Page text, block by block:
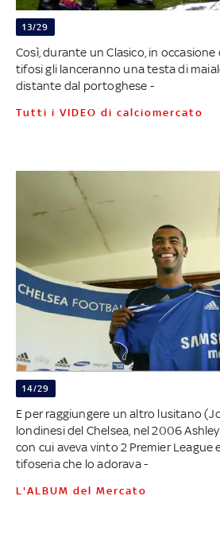
13/29
Così, durante un Clasico, in
tifosi gli lanceranno una testa di
distante dal portoghese -
Tutti i VIDEO di calciomercato
14/29
E per raggiungere un altro lusitano
londinesi del Chelsea, nel 2006
con cui aveva vinto 2 Premier League
tifoseria che lo adorava -
L'ALBUM del Mercato